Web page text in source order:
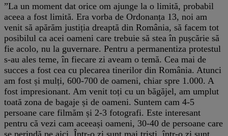
”La un moment dat orice om ajunge la o limită, probabil
aceea a fost limită. Era vorba de Ordonanța 13, noi am
venit să apărăm justiția dreaptă din România, să facem tot
posibilul ca acei oameni care trebuie să stea în pușcărie să
fie acolo, nu la guvernare. Pentru a permanentiza protestul
s-au ales teme, în fiecare zi aveam o temă. Cea mai de
succes a fost cea cu plecarea tinerilor din România. Atunci
am fost și mulți, 600-700 de oameni, chiar spre 1.000. A
fost impresionant. Am venit toți cu un băgăjel, am umplut
toată zona de bagaje și de oameni. Suntem cam 4-5
persoane care filmăm și 2-3 fotografi. Este interesant
pentru că vezi cam aceeași oameni, 30-40 de persoane care
se perindă pe aici. Într-o zi sunt mai triști, într-o zi sunt